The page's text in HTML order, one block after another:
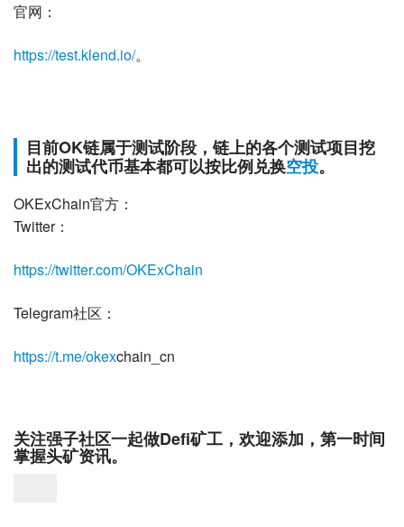
官网：
https://test.klend.io/。
目前OK链属于测试阶段，链上的各个测试项目挖
出的测试代币基本都可以按比例兑换空投。
OKExChain官方：
Twitter：
https://twitter.com/OKExChain
Telegram社区：
https://t.me/okexchain_cn
关注强子社区一起做Defi矿工，欢迎添加，第一时间
掌握头矿资讯。